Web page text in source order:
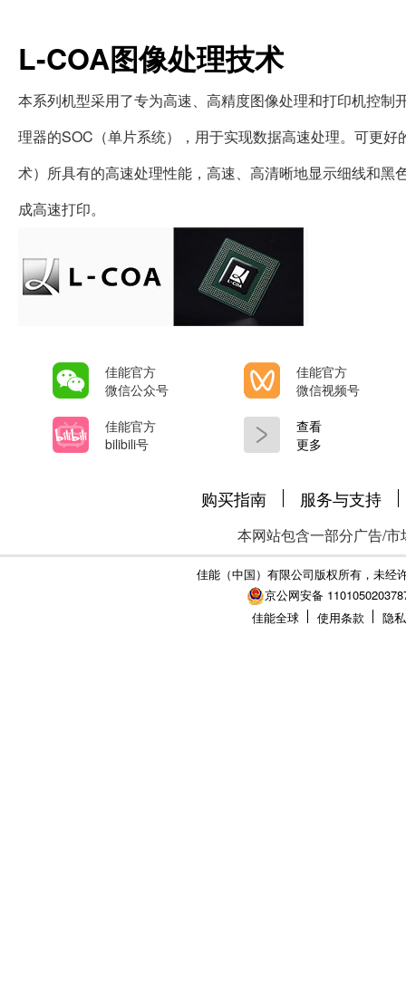
L-COA图像处理技术
本系列机型采用了专为高速、高精度图像处理和打印机控制
理器的SOC（单片系统），用于实现数据高速处理。可更
术）所具有的高速处理性能，高速、高清晰地显示细线和
成高速打印。
佳能官方
微信公众号
佳能官方
微信视频号
佳能官方
bilibili号
查看
更多
购买指南 服务与支持
本网站包含一部分广告/
佳能（中国）有限公司版权所有，未经
京公网安备
佳能全球
使用条款 隐